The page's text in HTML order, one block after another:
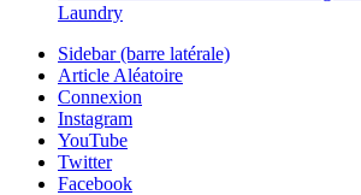
Laundry
Sidebar (barre latérale)
Article Aléatoire
Connexion
Instagram
YouTube
Twitter
Facebook